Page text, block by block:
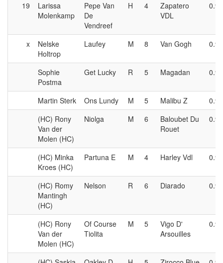
19
Larissa
Molenkamp
Pepe Van
De
Vendreef
H 4
Zapatero
VDL
0.90
x
Nelske
Holtrop
Laufey M 8 Van Gogh 0.90
Sophie
Postma
Get Lucky R 5 Magadan 0.90
Martin Sterk Ons Lundy M 5 Malibu Z
0.90
(HC) Rony
Van der
Molen (HC)
Niolga M 6
Baloubet Du
Rouet
0.90
(HC) Minka
Kroes (HC)
Partuna E M 4 Harley Vdl 0.90
(HC) Romy
Mantingh
(HC)
Nelson R 6 Diarado 0.90
(HC) Rony
Van der
Molen (HC)
Of Course
Tiolita
M 5
Vigo D'
Arsouilles
0.90